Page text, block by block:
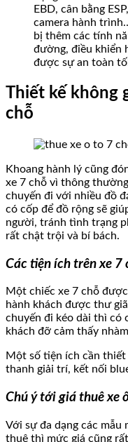
EBD, cân bằng
camera hành
bị thêm các tính
đường, điều khiển
được sự an toàn
Thiết kế không
chỗ
Khoang hành lý cũng
xe 7 chỗ vì thông
chuyến đi với nhiều đồ
có cốp để đồ rộng sẽ
người, tránh tình trạng
rất chật trội và bí bách.
Các tiện ích trên xe 7
Một chiếc xe 7 chỗ
hành khách được thư
chuyến đi kéo dài thì có
khách đỡ cảm thấy
Một số tiện ích cần
thanh giải trí, kết nối
Chú ý tới giá thuê xe
Với sự đa dạng các
thuê thì mức giá cũng